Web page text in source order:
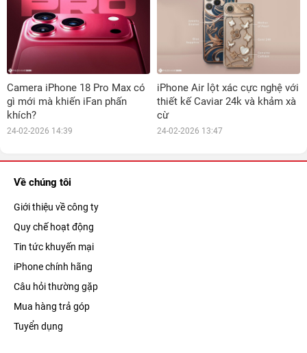
Camera iPhone 18 Pro Max có
gì mới mà khiến iFan phấn
khích?
24-02-2026 14:39
iPhone Air lột xác cực nghệ với
thiết kế Caviar 24k và khảm xà
cừ
24-02-2026 13:47
Về chúng tôi
Giới thiệu về công ty
Quy chế hoạt động
Tin tức khuyến mại
iPhone chính hãng
Câu hỏi thường gặp
Mua hàng trả góp
Tuyển dụng